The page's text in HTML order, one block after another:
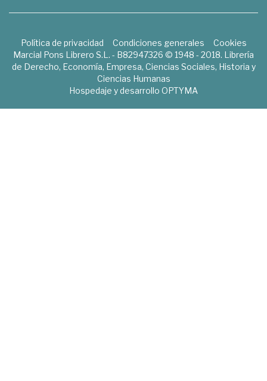
Política de privacidad Condiciones generales
Cookies
Marcial Pons Librero S.L. - B82947326 © 1948 - 2018. Librería
de Derecho, Economía, Empresa, Ciencias Sociales, Historia y
Ciencias Humanas
Hospedaje y desarrollo OPTYMA